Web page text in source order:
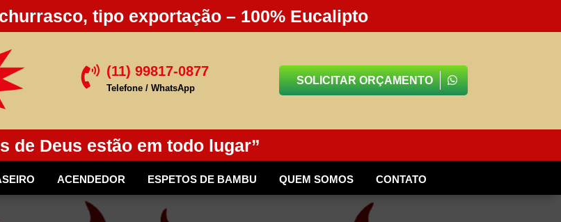
tipo exportação – 100% Eucalipto
 (11) 99817-0877
Telefone / WhatsApp
SOLICITAR ORÇAMENTO
de Deus estão em todo lugar”
ACENDEDOR ESPETOS DE BAMBU QUEM SOMOS CONTATO